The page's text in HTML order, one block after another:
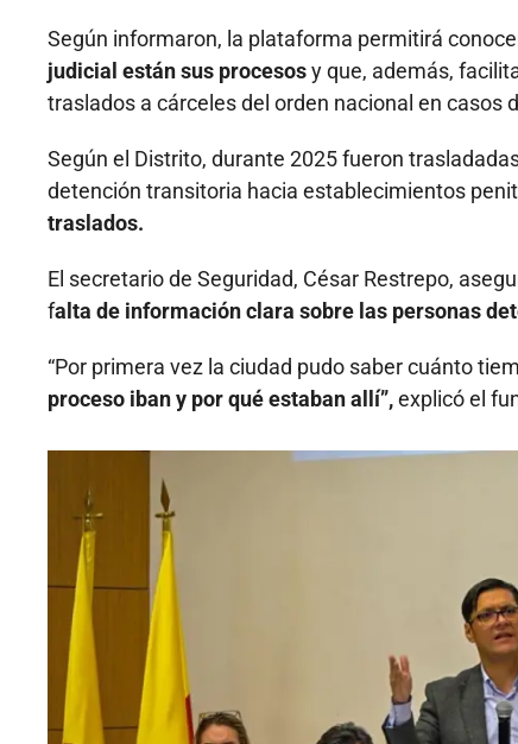
Según informaron, la plataforma permitirá
judicial están sus procesosy que, además,
traslados a cárceles del orden nacional en casos
Según el Distrito, durante 2025 fueron
detención transitoria hacia establecimientos
traslados.
El secretario de Seguridad, César Restrepo,
falta de información clara sobre las personas
“Por primera vez la ciudad pudo saber cuánto
proceso iban y por qué estaban allí”,explicó el